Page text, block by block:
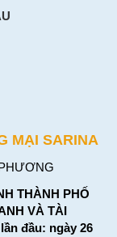
MẠI SARINA
THÀNH PHỐ
VÀ TÀI
đầu: ngày 26